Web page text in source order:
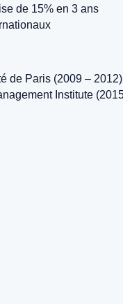
de 15% en 3 ans
de Paris (2009 – 2012)
Institute